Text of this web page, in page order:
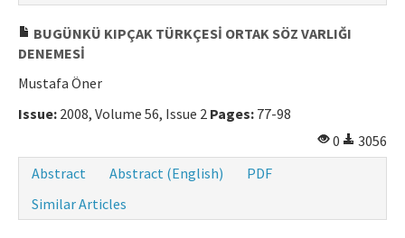
BUGÜNKÜ KIPÇAK TÜRKÇESİ ORTAK SÖZ VARLIĞI
DENEMESİ
Mustafa Öner
Issue: 2008, Volume 56, Issue 2 Pages: 77-98
0
3056
Abstract
Abstract (English)
PDF
Similar Articles